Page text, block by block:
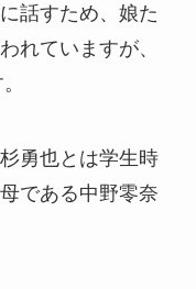
話すため、娘た
れていますが、
勇也とは学生時
である中野零奈